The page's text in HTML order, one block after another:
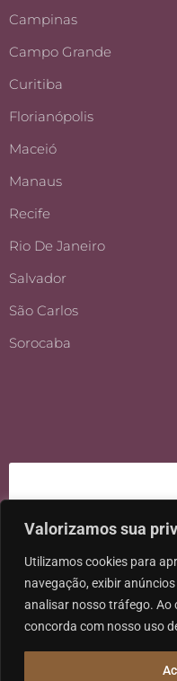
Valorizamos sua
Utilizamos cookies para
navegação, exibir
analisar nosso tráfego. Ao
concorda com nosso uso
Campinas
Campo Grande
Curitiba
Florianópolis
Maceió
Manaus
Recife
Rio De Janeiro
Salvador
São Carlos
Sorocaba
Ⓒ 2026 - Todos os
Advogados |